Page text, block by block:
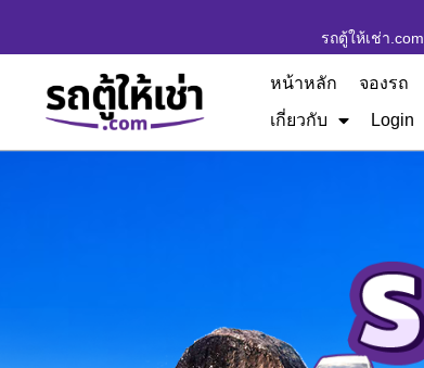
รถตู้ให้เช่า.com
หน้าหลัก จองรถ
เกี่ยวกับ
Login